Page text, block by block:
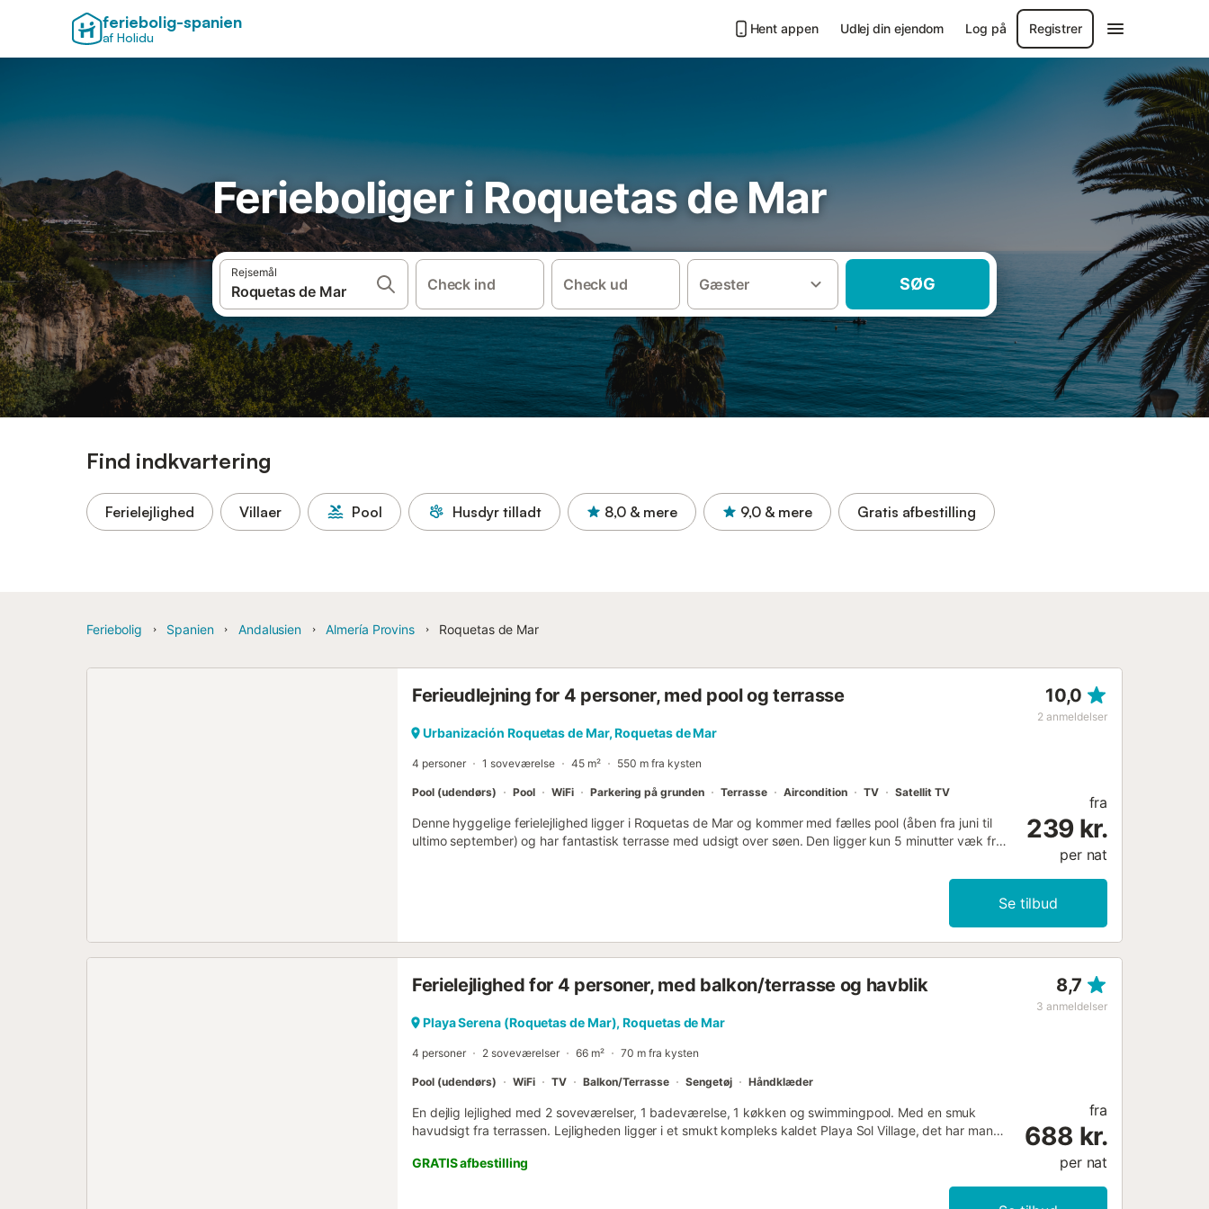
feriebolig-spanien
af Holidu
Hent appen Udlej din ejendom Log på Registrer
Ferieboliger i Roquetas de Mar
Rejsemål
Check ind Check ud Gæster SØG
Find indkvartering
Ferielejlighed Villaer Pool Husdyr tilladt 8,0 & mere 9,0 & mere Gratis afbestilling
Feriebolig Spanien Andalusien Almería Provins Roquetas de Mar
Ferieudlejning for 4 personer, med pool og terrasse 10,0
2 anmeldelser
Urbanización Roquetas de Mar, Roquetas de Mar
4 personer 1 soveværelse 45 m² 550 m fra kysten
Pool (udendørs) Pool WiFi Parkering på grunden Terrasse Aircondition TV Satellit TV
Denne hyggelige ferielejlighed ligger i Roquetas de Mar og kommer med fælles pool (åben fra juni til
ultimo september) og har fantastisk terrasse med udsigt over søen. Den ligger kun 5 minutter væk fra
Nyd en lækker morgenmad på terrassen, drik et glas vin om aftenen eller tag et forfriskende bad i
poolen. Feriestedet ligger lige ved siden af supermarkedet og kun 10 minutter væk findes restauranter,
fra
239 kr.
per nat
Se tilbud
Ferielejlighed for 4 personer, med balkon/terrasse og havblik 8,7
3 anmeldelser
Playa Serena (Roquetas de Mar), Roquetas de Mar
4 personer 2 soveværelser 66 m² 70 m fra kysten
Pool (udendørs) WiFi TV Balkon/Terrasse Sengetøj Håndklæder
En dejlig lejlighed med 2 soveværelser, 1 badeværelse, 1 køkken og swimmingpool. Med en smuk
havudsigt fra terrassen. Lejligheden ligger i et smukt kompleks kaldet Playa Sol Village, det har mange
ligger kun 40 meter fra stranden. Der er mange barer og restauranter i området. Der er også et
busstoppested og en taxaholdeplads. Velkommen til din charmerende feriebolig i Playa Sol Village!
GRATIS afbestilling
fra
688 kr.
per nat